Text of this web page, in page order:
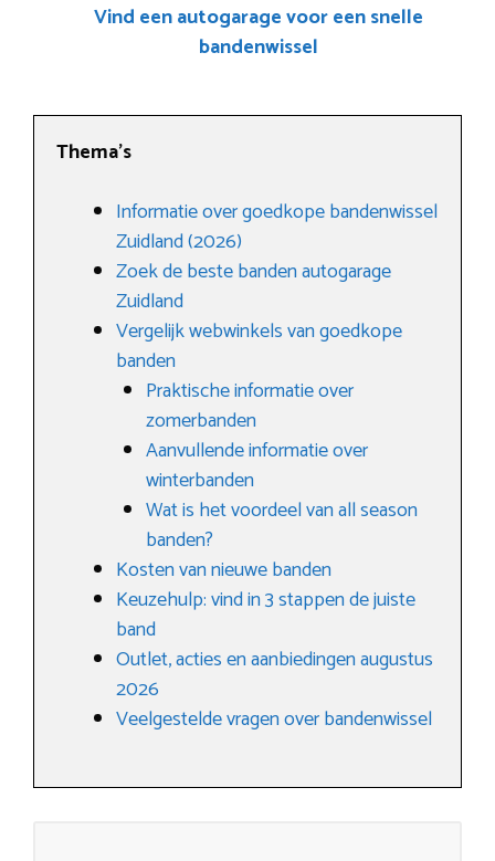
Vind een autogarage voor een snelle
bandenwissel
Thema’s
Informatie over goedkope bandenwissel
Zuidland (2026)
Zoek de beste banden autogarage
Zuidland
Vergelijk webwinkels van goedkope
banden
Praktische informatie over
zomerbanden
Aanvullende informatie over
winterbanden
Wat is het voordeel van all season
banden?
Kosten van nieuwe banden
Keuzehulp: vind in 3 stappen de juiste
band
Outlet, acties en aanbiedingen augustus
2026
Veelgestelde vragen over bandenwissel